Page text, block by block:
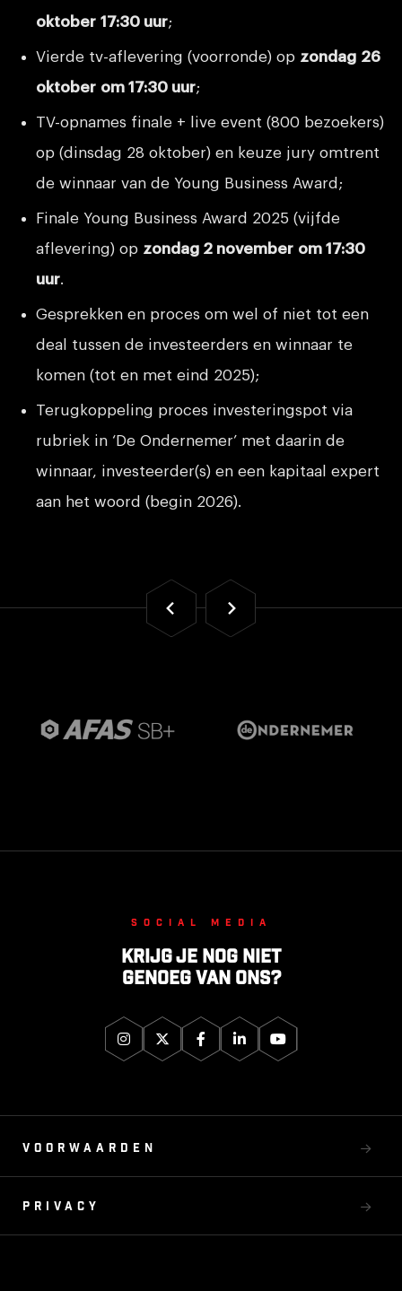
oktober 17:30 uur;
Vierde tv-aflevering (voorronde) op zondag 26
oktober om 17:30 uur;
TV-opnames finale + live event (800 bezoekers)
op (dinsdag 28 oktober) en keuze jury omtrent
de winnaar van de Young Business Award;
Finale Young Business Award 2025 (vijfde
aflevering) op zondag 2 november om 17:30
uur.
Gesprekken en proces om wel of niet tot een
deal tussen de investeerders en winnaar te
komen (tot en met eind 2025);
Terugkoppeling proces investeringspot via
rubriek in ‘De Ondernemer’ met daarin de
winnaar, investeerder(s) en een kapitaal expert
aan het woord (begin 2026).
Social media
Krijg je nog niet
genoeg van ons?
Voorwaarden
Privacy